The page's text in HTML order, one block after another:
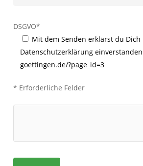
DSGVO*
Mit dem Senden erklärst du
Datenschutzerklärung
goettingen.de/?page_id=3
* Erforderliche Felder